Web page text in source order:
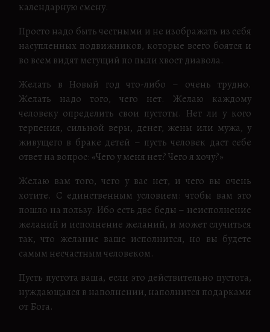
календарную смену.
Просто надо быть честными и не изображать из себя
насупленных подвижников, которые всего боятся и
во всем видят метущий по пыли хвост диавола.
Желать в Новый год что-либо – очень трудно.
Желать надо того, чего нет. Желаю каждому
человеку определить свои пустоты. Нет ли у кого
терпения, сильной веры, денег, жены или мужа, у
живущего в браке детей – пусть человек даст себе
ответ на вопрос: «Чего у меня нет? Чего я хочу?»
Желаю вам того, чего у вас нет, и чего вы очень
хотите. С единственным условием: чтобы вам это
пошло на пользу. Ибо есть две беды – неисполнение
желаний и исполнение желаний, и может случиться
так, что желание ваше исполнится, но вы будете
самым несчастным человеком.
Пусть пустота ваша, если это действительно пустота,
нуждающаяся в наполнении, наполнится подарками
от Бога.